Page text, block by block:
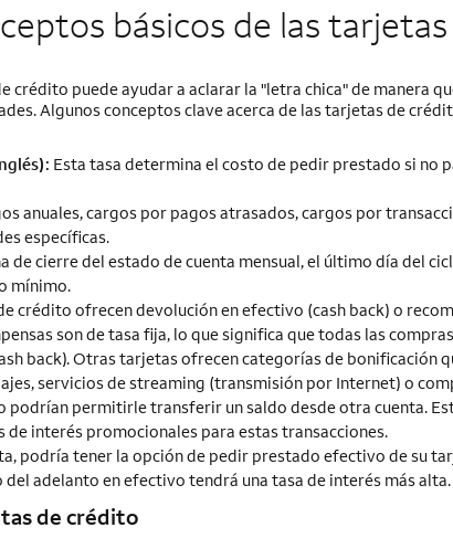
básicos de las
puede ayudar a aclarar la "letra chica" de manera
Algunos conceptos clave acerca de las tarjetas de
Esta tasa determina el costo de pedir prestado si no
anuales, cargos por pagos atrasados, cargos por
específicas.
de cierre del estado de cuenta mensual, el último día del
mínimo.
crédito ofrecen devolución en efectivo (cash back) o
son de tasa fija, lo que significa que todas las
back). Otras tarjetas ofrecen categorías de bonificación
servicios de streaming (transmisión por Internet) o
podrían permitirle transferir un saldo desde otra cuenta.
interés promocionales para estas transacciones.
podría tener la opción de pedir prestado efectivo de su
adelanto en efectivo tendrá una tasa de interés más alta.
de crédito